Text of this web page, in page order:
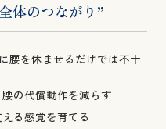
体のつながり”
腰を休ませるだけでは不十
の代償動作を減らす
る感覚を育てる